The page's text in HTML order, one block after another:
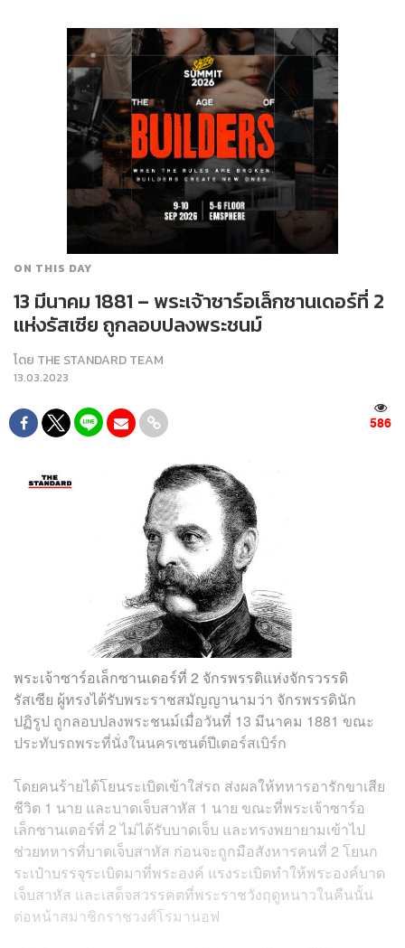
ON THIS DAY
13 มีนาคม 1881 – พระเจ้าซาร์อเล็กซานเดอร์ที่ 2
แห่งรัสเซีย ถูกลอบปลงพระชนม์
โดย THE STANDARD TEAM
13.03.2023
586
พระเจ้าซาร์อเล็กซานเดอร์ที่ 2 จักรพรรดิแห่งจักรวรรดิ
รัสเซีย ผู้ทรงได้รับพระราชสมัญญานามว่า จักรพรรดินัก
ปฏิรูป ถูกลอบปลงพระชนม์เมื่อวันที่ 13 มีนาคม 1881 ขณะ
ประทับรถพระที่นั่งในนครเซนต์ปีเตอร์สเบิร์ก
โดยคนร้ายได้โยนระเบิดเข้าใส่รถ ส่งผลให้ทหารอารักขาเสีย
ชีวิต 1 นาย และบาดเจ็บสาหัส 1 นาย ขณะที่พระเจ้าซาร์อ
เล็กซานเดอร์ที่ 2 ไม่ได้รับบาดเจ็บ และทรงพยายามเข้าไป
ช่วยทหารที่บาดเจ็บสาหัส ก่อนจะถูกมือสังหารคนที่ 2 โยนก
ระเป๋าบรรจุระเบิดมาที่พระองค์ แรงระเบิดทำให้พระองค์บาด
เจ็บสาหัส และเสด็จสวรรคตที่พระราชวังฤดูหนาวในคืนนั้น
ต่อหน้าสมาชิกราชวงศ์โรมานอฟ